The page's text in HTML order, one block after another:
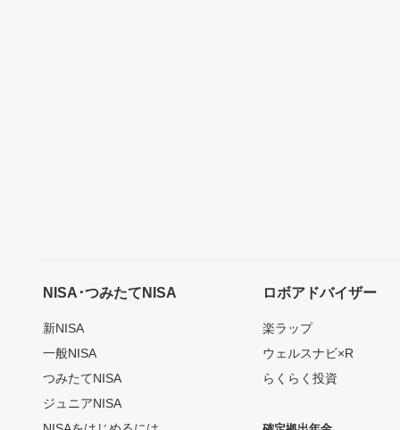
NISA･つみたてNISA
新NISA
一般NISA
つみたてNISA
ジュニアNISA
ロボアドバイザー
楽ラップ
ウェルスナビ×R
らくらく投資